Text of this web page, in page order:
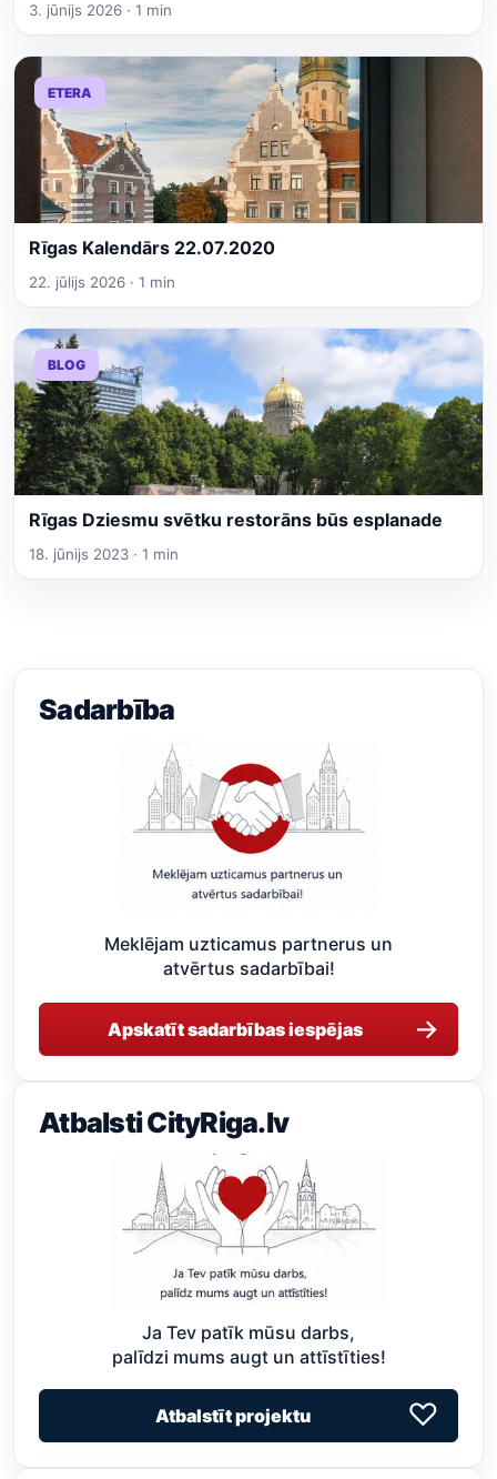
3. jūnijs 2026 · 1 min
ETERA
Rīgas Kalendārs 22.07.2020
22. jūlijs 2026 · 1 min
BLOG
Rīgas Dziesmu svētku restorāns būs esplanade
18. jūnijs 2023 · 1 min
Sadarbība
Meklējam uzticamus partnerus un
atvērtus sadarbībai!
Apskatīt sadarbības iespējas →
Atbalsti CityRiga.lv
Ja Tev patīk mūsu darbs,
palīdzi mums augt un attīstīties!
Atbalstīt projektu ♡